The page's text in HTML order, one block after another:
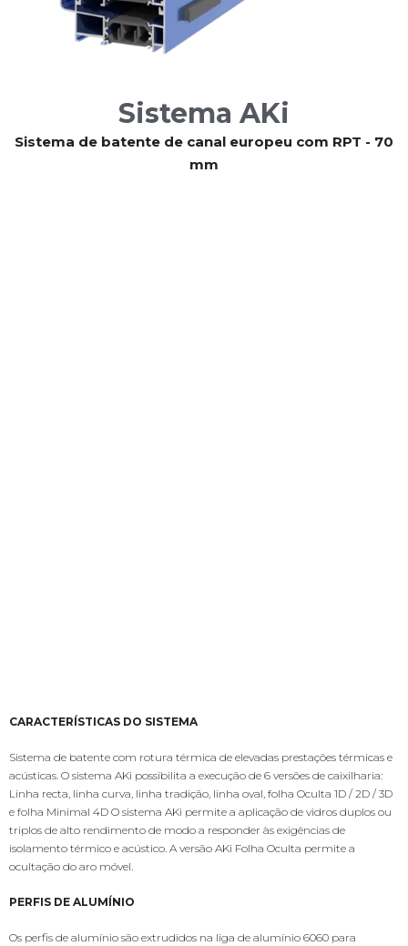
Sistema AKi
Sistema de batente de canal europeu com RPT - 70
mm
CARACTERÍSTICAS DO SISTEMA
Sistema de batente com rotura térmica de elevadas prestações térmicas e
acústicas. O sistema AKi possibilita a execução de 6 versões de caixilharia:
Linha recta, linha curva, linha tradição, linha oval, folha Oculta 1D / 2D / 3D
e folha Minimal 4D O sistema AKi permite a aplicação de vidros duplos ou
triplos de alto rendimento de modo a responder às exigências de
isolamento térmico e acústico. A versão AKi Folha Oculta permite a
ocultação do aro móvel.
PERFIS DE ALUMÍNIO
Os perfis de alumínio são extrudidos na liga de alumínio 6060 para